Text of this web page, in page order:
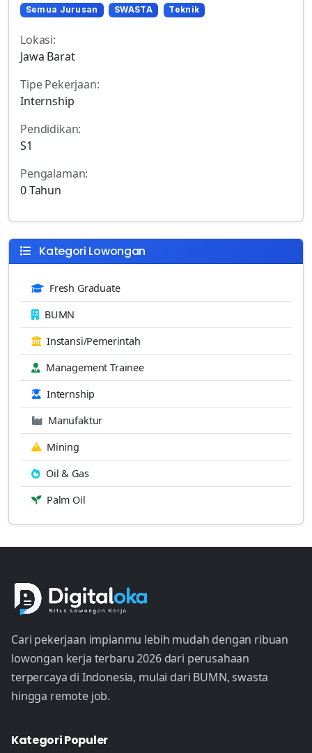
Semua Jurusan
SWASTA Teknik
Lokasi:
Jawa Barat
Tipe Pekerjaan:
Internship
Pendidikan:
S1
Pengalaman:
0 Tahun
Kategori Lowongan
Fresh Graduate
BUMN
Instansi/Pemerintah
Management Trainee
Internship
Manufaktur
Mining
Oil & Gas
Palm Oil
Cari pekerjaan impianmu lebih mudah dengan ribuan
lowongan kerja terbaru 2026 dari perusahaan
terpercaya di Indonesia, mulai dari BUMN, swasta
hingga remote job.
Kategori Populer